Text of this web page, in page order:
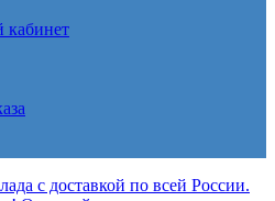
кабинет